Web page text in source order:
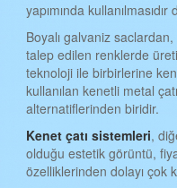
KAYSERİ KENET ÇATI
KIRKLARELİ KENET
KIRŞEHİR KENET ÇATI
KOCAELİ KENET ÇATI
KONYA KENET ÇATI
KÜTAHYA KENET ÇATI
yapımında
Boyalı galvaniz
talep edilen renklerde
teknoloji ile birbirlerine
kullanılan kenetli metal
alternatiflerinden biridir.
Kenet çatı sistemleri,
olduğu estetik görüntü,
özelliklerinden dolayı çok